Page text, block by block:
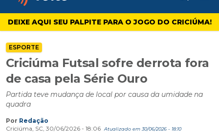
4oito
DEIXE AQUI SEU PALPITE PARA O JOGO DO CRICIÚMA!
ESPORTE
Criciúma Futsal sofre derrota fora
de casa pela Série Ouro
Partida teve mudança de local por causa da umidade na
quadra
Por Redação
Criciúma, SC, 30/06/2026 - 18:06
Atualizado em 30/06/2026 - 18:10